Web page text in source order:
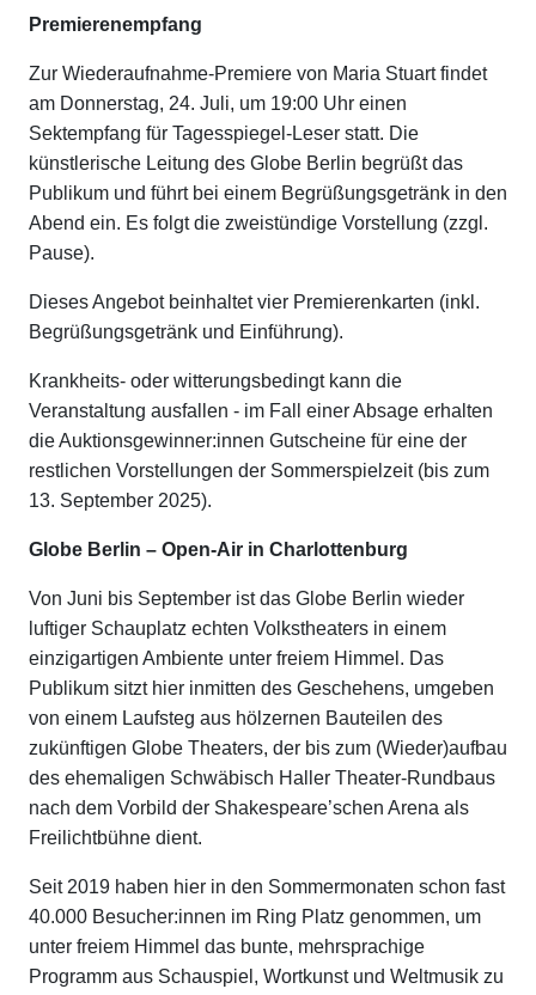
Premierenempfang
Zur Wiederaufnahme-Premiere von Maria Stuart findet
am Donnerstag, 24. Juli, um 19:00 Uhr einen
Sektempfang für Tagesspiegel-Leser statt. Die
künstlerische Leitung des Globe Berlin begrüßt das
Publikum und führt bei einem Begrüßungsgetränk in den
Abend ein. Es folgt die zweistündige Vorstellung (zzgl.
Pause).
Dieses Angebot beinhaltet vier Premierenkarten (inkl.
Begrüßungsgetränk und Einführung).
Krankheits- oder witterungsbedingt kann die
Veranstaltung ausfallen - im Fall einer Absage erhalten
die Auktionsgewinner:innen Gutscheine für eine der
restlichen Vorstellungen der Sommerspielzeit (bis zum
13. September 2025).
Globe Berlin – Open-Air in Charlottenburg
Von Juni bis September ist das Globe Berlin wieder
luftiger Schauplatz echten Volkstheaters in einem
einzigartigen Ambiente unter freiem Himmel. Das
Publikum sitzt hier inmitten des Geschehens, umgeben
von einem Laufsteg aus hölzernen Bauteilen des
zukünftigen Globe Theaters, der bis zum (Wieder)aufbau
des ehemaligen Schwäbisch Haller Theater-Rundbaus
nach dem Vorbild der Shakespeare’schen Arena als
Freilichtbühne dient.
Seit 2019 haben hier in den Sommermonaten schon fast
40.000 Besucher:innen im Ring Platz genommen, um
unter freiem Himmel das bunte, mehrsprachige
Programm aus Schauspiel, Wortkunst und Weltmusik zu